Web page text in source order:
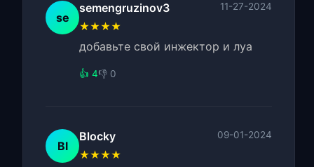
se
semengruzinov3 11-27-2024
★★★★
добавьте свой инжектор и луа
👍 4👎 0
Bl
Blocky 09-01-2024
★★★★